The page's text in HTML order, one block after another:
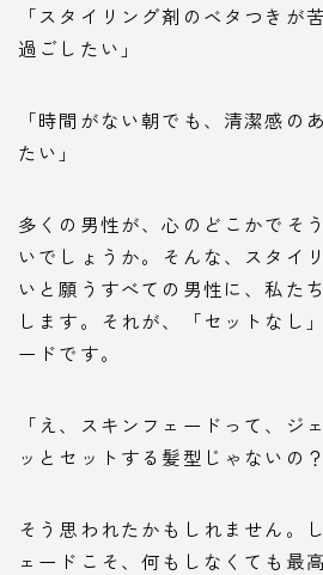
「スタイリング剤のベタつきが
過ごしたい」
「時間がない朝でも、清潔感の
たい」
多くの男性が、心のどこかでそ
いでしょうか。そんな、スタイ
いと願うすべての男性に、私た
します。それが、「セットなし
ードです。
「え、スキンフェードって、ジ
ッとセットする髪型じゃないの？
そう思われたかもしれません。
ェードこそ、何もしなくても最